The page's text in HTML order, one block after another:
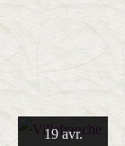
19 avr.